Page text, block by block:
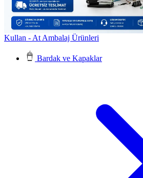
Kullan - At Ambalaj Ürünleri
Bardak ve Kapaklar